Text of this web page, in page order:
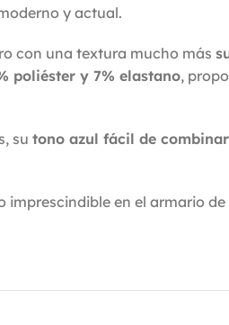
y actual.
con una textura mucho más
poliéster y 7% elastano,
su tono azul fácil de combinar
imprescindible en el armario